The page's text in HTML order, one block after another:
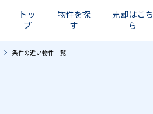
トッ
プ
物件を探
す
売却はこち
ら
条件の近い物件一覧